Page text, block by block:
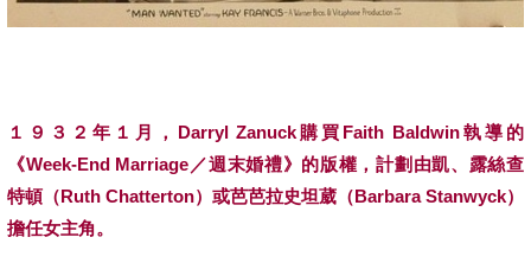
１９３２年１月， Darryl Zanuck 購買 Faith Baldwin執導的
《Week-End Marriage ／週末婚禮》的版權，計劃由凱、露絲查
特頓（Ruth Chatterton）或芭芭拉史坦葳（Barbara Stanwyck）
擔任女主角。